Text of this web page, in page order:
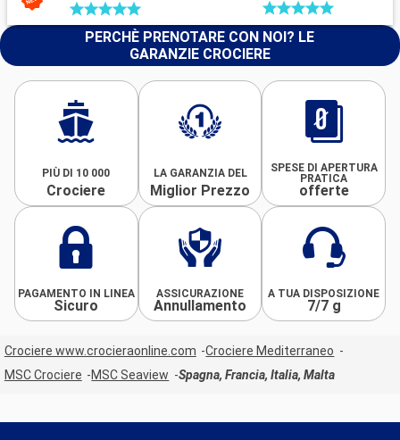
PERCHÈ PRENOTARE CON NOI? LE
GARANZIE CROCIERE
PIÙ DI 10 000
Crociere
LA GARANZIA DEL
Miglior Prezzo
SPESE DI APERTURA
PRATICA
offerte
PAGAMENTO IN LINEA
Sicuro
ASSICURAZIONE
Annullamento
A TUA DISPOSIZIONE
7/7 g
Crociere www.crocieraonline.com
Crociere Mediterraneo
MSC Crociere
MSC Seaview Spagna, Francia, Italia, Malta